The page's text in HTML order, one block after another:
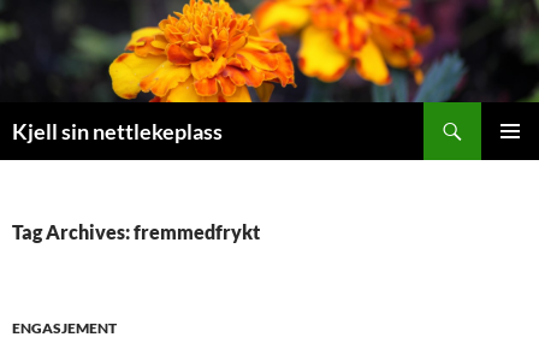
Kjell sin nettlekeplass
Tag Archives: fremmedfrykt
ENGASJEMENT